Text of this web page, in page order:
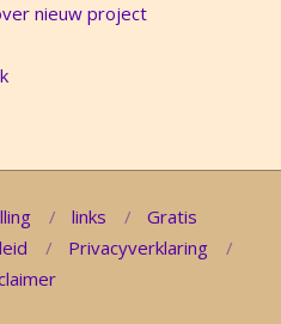
nieuw project
links
Gratis
Privacyverklaring